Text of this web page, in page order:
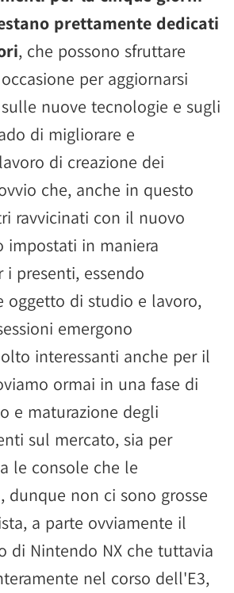
prettamente dedicati
, che possono sfruttare
per aggiornarsi
nuove tecnologie e sugli
di migliorare e
di creazione dei
che, anche in questo
ravvicinati con il nuovo
impostati in maniera
presenti, essendo
oggetto di studio e lavoro,
emergono
interessanti anche per il
ormai in una fase di
e maturazione degli
sul mercato, sia per
le console che le
dunque non ci sono grosse
a parte ovviamente il
di Nintendo NX che tuttavia
nel corso dell'E3,